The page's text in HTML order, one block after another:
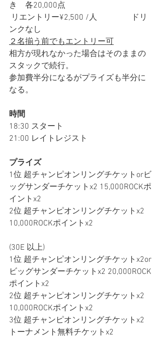
き　各20,000点
ンクなし
２名揃う前でもエントリー可
相方が現れなかった場合はそのままの
スタックで続行。
参加費半分になるがプライズも半分に
なる。
時間
18:30 スタート
21:00 レイトレジスト
プライズ
1位 超チャンピオンリングチケットorビ
ッグサンダーチケットx2 15,000ROCKポ
イントx2
2位 超チャンピオンリングチケットx2
10,000ROCKポイントx2
(30E 以上)
1位 超チャンピオンリングチケットx2or
ビッグサンダーチケットx2 20,000ROCK
ポイントx2
2位 超チャンピオンリングチケットx2
10,000ROCKポイントx2
3位 超チャンピオンリングチケットx2
トーナメント無料チケットx2